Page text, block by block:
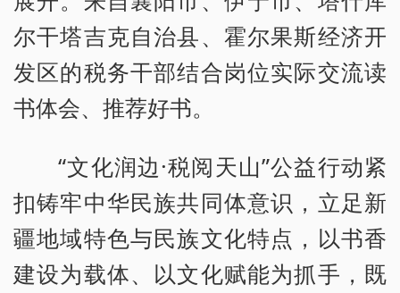
尔干塔吉克自治县、霍尔果斯经济开
发区的税务干部结合岗位实际交流读
书体会、推荐好书。
“文化润边·税阅天山”公益行动紧
扣铸牢中华民族共同体意识，立足新
疆地域特色与民族文化特点，以书香
建设为载体、以文化赋能为抓手，既